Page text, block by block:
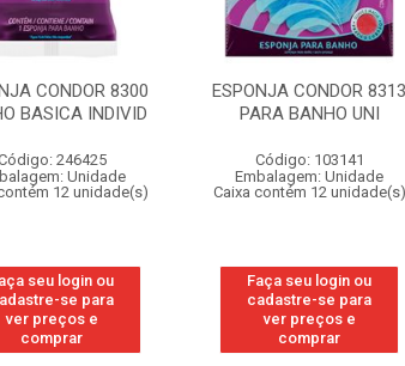
CONDOR 8300
BASICA INDIVID
246425
Unidade
12 unidade(s)
seu login ou
se para
ver preços e
comprar
ESPONJA CONDOR 8313
PARA BANHO UNI
Código: 103141
Embalagem: Unidade
Caixa contém 12 unidade(s)
Faça seu login ou
cadastre-se para
ver preços e
comprar